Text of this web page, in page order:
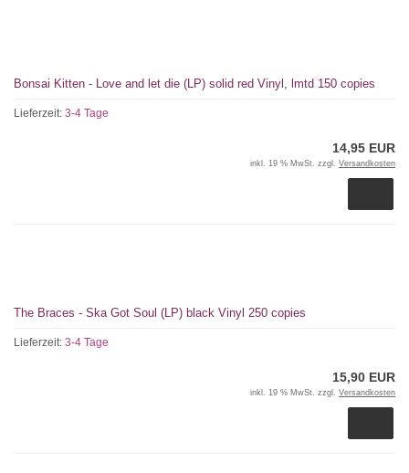
Bonsai Kitten - Love and let die (LP) solid red Vinyl, lmtd 150 copies
Lieferzeit: 3-4 Tage
14,95 EUR
inkl. 19 % MwSt. zzgl. Versandkosten
The Braces - Ska Got Soul (LP) black Vinyl 250 copies
Lieferzeit: 3-4 Tage
15,90 EUR
inkl. 19 % MwSt. zzgl. Versandkosten